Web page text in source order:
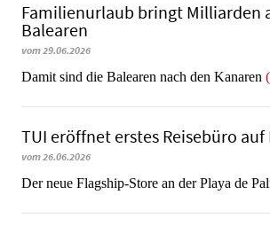
Familienurlaub bringt Milliarden
Balearen
vom 29.06.2026
​​​​​​​Damit sind die Balearen nach den Kanaren
TUI eröffnet erstes Reisebüro auf
vom 26.06.2026
Der neue Flagship-Store an der Playa de